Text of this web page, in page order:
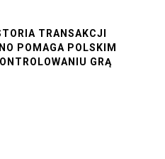
TRANSAKCJI
POMAGA POLSKIM
GRĄ